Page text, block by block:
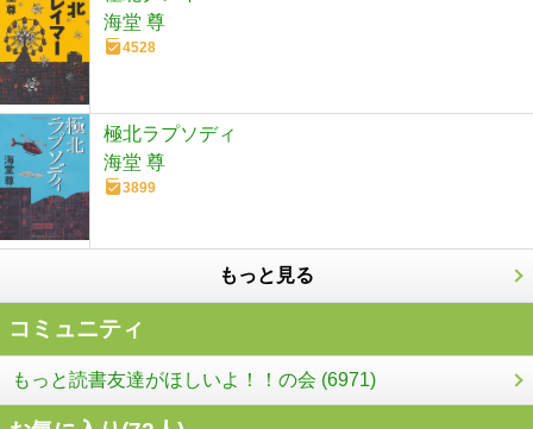
海堂 尊
4528
極北ラプソディ
海堂 尊
3899
もっと見る
コミュニティ
もっと読書友達がほしいよ！！の会 (6971)